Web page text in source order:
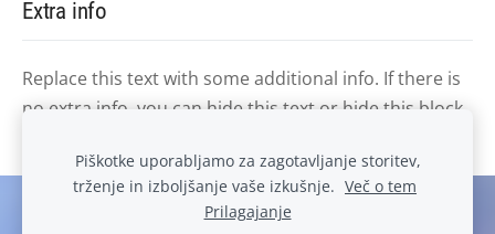
Extra info
Replace this text with some additional info. If there is
no extra info, you can hide this text or hide this block
Spletna trgovina
Piškotke uporabljamo za zagotavljanje storitev,
trženje in izboljšanje vaše izkušnje. Več o tem
Prilagajanje